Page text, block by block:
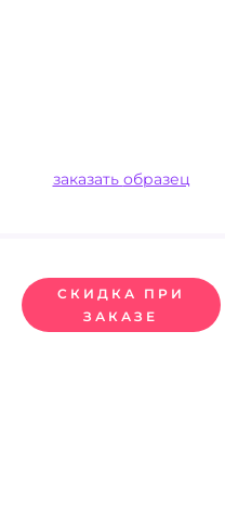
заказать образец
СКИДКА ПРИ
ЗАКАЗЕ